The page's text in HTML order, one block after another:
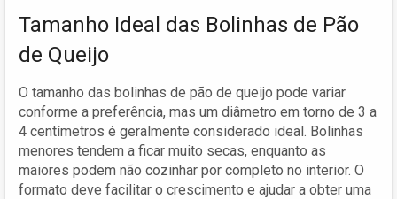
Tamanho Ideal das Bolinhas de Pão
de Queijo
O tamanho das bolinhas de pão de queijo pode variar
conforme a preferência, mas um diâmetro em torno de 3 a
4 centímetros é geralmente considerado ideal. Bolinhas
menores tendem a ficar muito secas, enquanto as
maiores podem não cozinhar por completo no interior. O
formato deve facilitar o crescimento e ajudar a obter uma